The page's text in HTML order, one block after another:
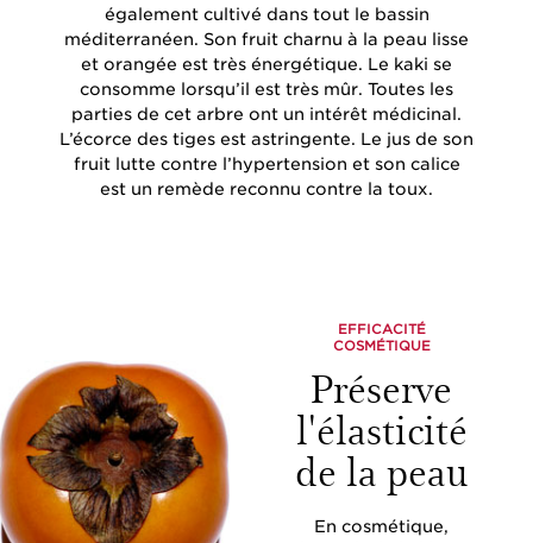
également cultivé dans tout le bassin
méditerranéen. Son fruit charnu à la peau lisse
et orangée est très énergétique. Le kaki se
consomme lorsqu’il est très mûr. Toutes les
parties de cet arbre ont un intérêt médicinal.
L’écorce des tiges est astringente. Le jus de son
fruit lutte contre l’hypertension et son calice
est un remède reconnu contre la toux.
EFFICACITÉ
COSMÉTIQUE
Préserve
l'élasticité
de la peau
En cosmétique,